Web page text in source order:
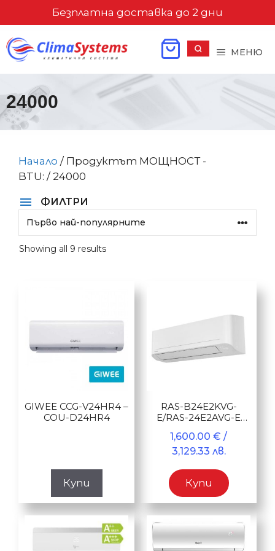
съдържанието
Безплатна доставка до 2 дни
МЕНЮ
24000
Начало / Продуктът МОЩНОСТ -
BTU: / 24000
ФИЛТРИ
Showing all 9 resultsSorted
GIWEE CCG-V24HR4 –
COU-D24HR4
Купи
RAS-B24E2KVG-
E/RAS-24E2AVG-E
1,600.00 € /
3,129.33 лв.
Купи